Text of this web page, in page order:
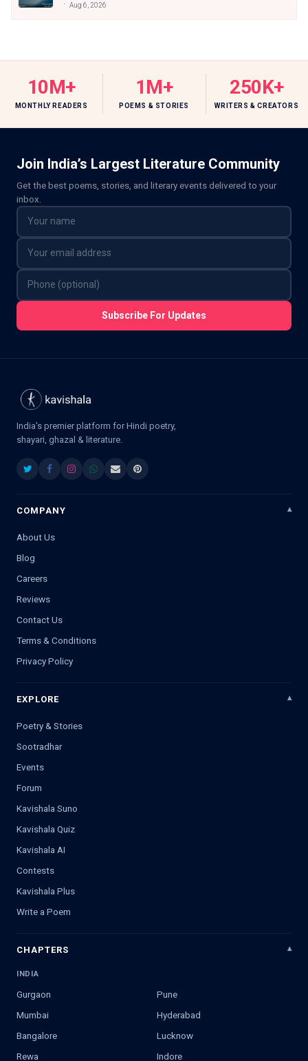
Aug 6, 2026
10M+
MONTHLY READERS
1M+
POEMS & STORIES
250K+
WRITERS & CREATORS
Join India’s Largest Literature Community
Get the best poems, stories, and literary events delivered to your
inbox.
Subscribe For Updates
India's premier platform for Hindi poetry,
shayari, ghazal & literature.
COMPANY
About Us
Blog
Careers
Reviews
Contact Us
Terms & Conditions
Privacy Policy
EXPLORE
Poetry & Stories
Sootradhar
Events
Forum
Kavishala Suno
Kavishala Quiz
Kavishala AI
Contests
Kavishala Plus
Write a Poem
CHAPTERS
INDIA
Gurgaon
Pune
Mumbai
Hyderabad
Bangalore
Lucknow
Rewa
Indore